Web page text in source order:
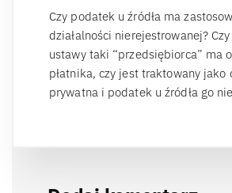
Czy podatek u źródła ma
działalności nierejestrowanej?
ustawy taki “przedsiębiorca” ma
płatnika, czy jest traktowany jako
prywatna i podatek u źródła go